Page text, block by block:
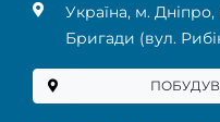
Українa, м. Дніпро,
Бригади (вул.